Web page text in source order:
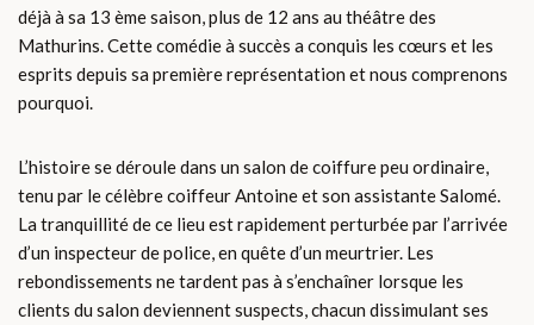
déjà à sa 13 ème saison, plus de 12 ans au théâtre des
Mathurins. Cette comédie à succès a conquis les cœurs et les
esprits depuis sa première représentation et nous comprenons
pourquoi.
L’histoire se déroule dans un salon de coiffure peu ordinaire,
tenu par le célèbre coiffeur Antoine et son assistante Salomé.
La tranquillité de ce lieu est rapidement perturbée par l’arrivée
d’un inspecteur de police, en quête d’un meurtrier. Les
rebondissements ne tardent pas à s’enchaîner lorsque les
clients du salon deviennent suspects, chacun dissimulant ses